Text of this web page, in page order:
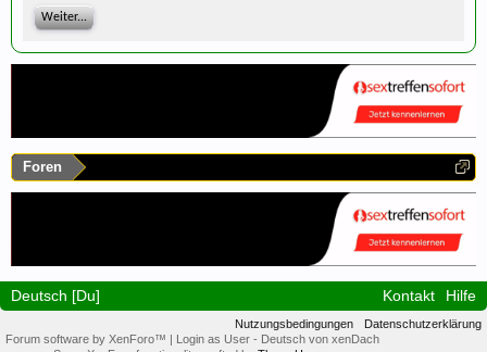
Weiter...
Foren
Deutsch [Du] Kontakt Hilfe
Nutzungsbedingungen
Datenschutzerklärung
Forum software by XenForo™ | Login as User - Deutsch von xenDach